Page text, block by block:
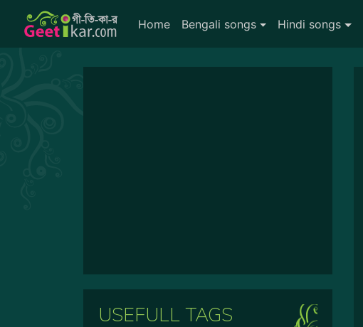
Home Bengali songs Hindi songs
USEFULL TAGS